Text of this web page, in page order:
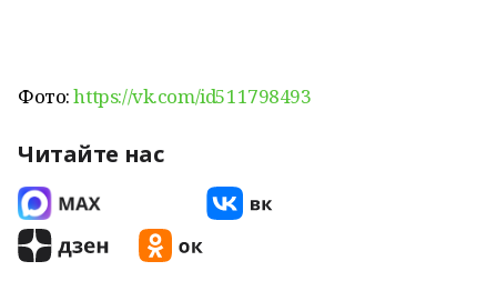
Фото:https://vk.com/id511798493
Читайте нас